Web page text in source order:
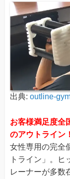
出典: outline-
お客様満足度全
のアウトライン！
女性専用の完全
トライン」。ヒ
レーナーが多数